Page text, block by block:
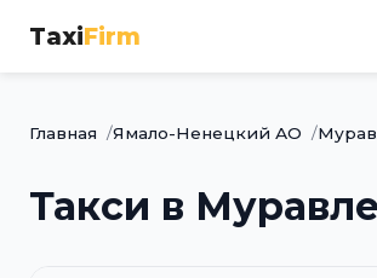
TaxiFirm
Главная Ямало-Ненецкий АО
Такси в